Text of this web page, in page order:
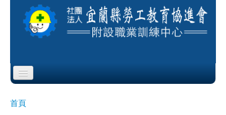
Skip to content
Skip to navigation
您在這裡
首頁